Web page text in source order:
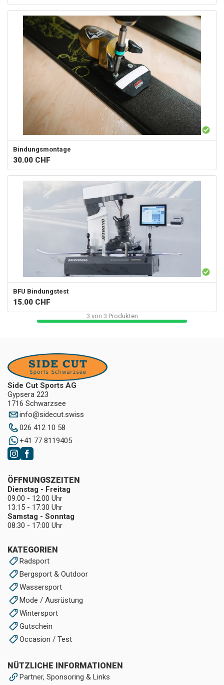
Bindungsmontage
30.00 CHF
BFU Bindungstest
15.00 CHF
3 von 3 Produkten
Side Cut Sports AG
Gypsera 223
1716 Schwarzsee
info@sidecut.swiss
026 412 10 58
+41 77 8119405
KATEGORIEN
Radsport
Bergsport & Outdoor
Wassersport
Mode / Ausrüstung
Wintersport
Gutschein
Occasion / Test
NÜTZLICHE INFORMATIONEN
Partner, Sponsoring & Links
ÖFFNUNGSZEITEN
Dienstag - Freitag
09:00 - 12:00 Uhr
13:15 - 17:30 Uhr
Samstag - Sonntag
08:30 - 17:00 Uhr